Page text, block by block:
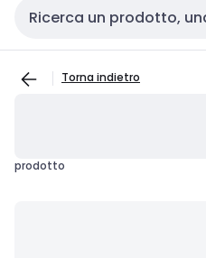
Cerca input
Torna indietro
prodotto